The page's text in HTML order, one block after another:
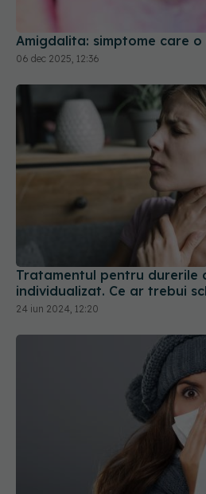
Amigdalita: simptome care o
06 dec 2025, 12:36
Tratamentul pentru durerile
individualizat. Ce ar trebui
24 iun 2024, 12:20